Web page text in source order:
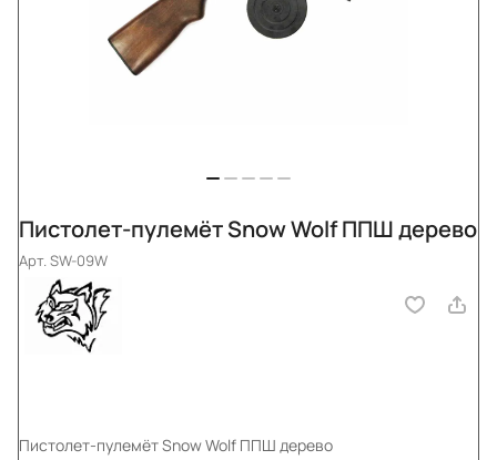
Пистолет-пулемёт Snow Wolf ППШ дерево
Арт.SW-09W
Пистолет-пулемёт Snow Wolf ППШ дерево